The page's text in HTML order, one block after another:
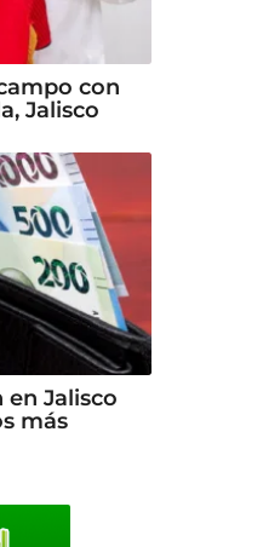
con
Jalisco
en Jalisco
más